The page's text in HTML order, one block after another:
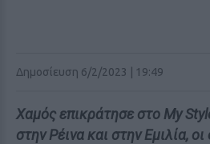
Δημοσίευση 6/2/2023 | 19:49
Χαμός επικράτησε στο My
στην Ρέινα και στην Εμιλία,